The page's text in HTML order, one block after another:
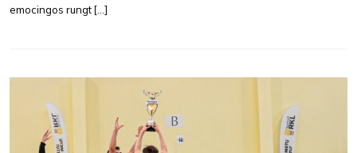
emocingos rungt [...]